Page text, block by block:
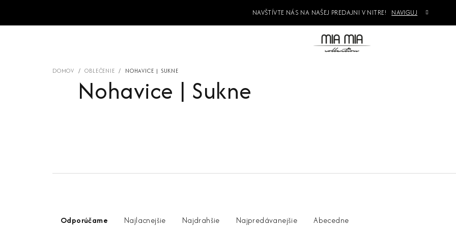
NAVŠTÍVTE NÁS NA NAŠEJ PREDAJNI V NITRE! NAVIGUJ
DOMOV / OBLEČENIE / NOHAVICE | SUKNE
Nohavice | Sukne
Odporúčame Najlacnejšie Najdrahšie Najpredávanejšie Abecedne